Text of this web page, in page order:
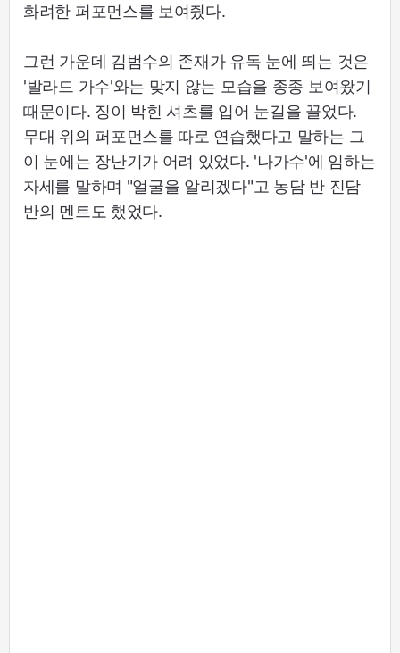
화려한 퍼포먼스를 보여줬다.
그런 가운데 김범수의 존재가 유독 눈에 띄는 것은
'발라드 가수'와는 맞지 않는 모습을 종종 보여왔기
때문이다. 징이 박힌 셔츠를 입어 눈길을 끌었다.
무대 위의 퍼포먼스를 따로 연습했다고 말하는 그
이 눈에는 장난기가 어려 있었다. '나가수'에 임하는
자세를 말하며 "얼굴을 알리겠다"고 농담 반 진담
반의 멘트도 했었다.